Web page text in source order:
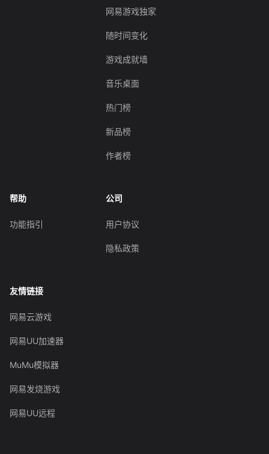
网易游戏独家
随时间变化
游戏成就墙
音乐桌面
热门榜
新品榜
作者榜
帮助
功能指引
公司
用户协议
隐私政策
友情链接
网易云游戏
网易UU加速器
MuMu模拟器
网易发烧游戏
网易UU远程